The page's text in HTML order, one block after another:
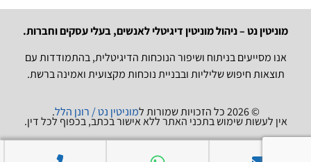
מוניטין נט – ניהול מוניטין דיגיטלי לאנשים, בעלי עסקים וחברות.
אנו מסייעים בניתוח ושיפור הנוכחות הדיגיטלית, בהתמודדות עם
תוצאות חיפוש שליליות ובבניית נוכחות מקצועית ואמינה ברשת.
© 2026 כל הזכויות שמורות ל מוניטין נט / רונן הלל.
אין לעשות שימוש בתכני האתר ללא אישור בכתב, בכפוף לכל דין.